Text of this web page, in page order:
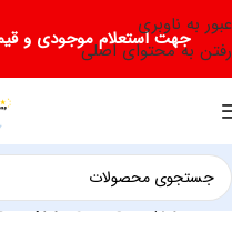
عبور به ناوبری
رفتن به محتوای اصلی
جهت استعلام موجودی و
خانه لوازم یدکی لیفان لوازم یدکی